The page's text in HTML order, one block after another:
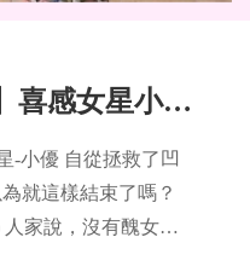
【C9雷射+彩衝光】喜感女星小優，擺脫膚色不均與雀斑，就靠這一招
-小優 自從拯救了凹
就這樣結束了嗎？
家說，沒有醜女